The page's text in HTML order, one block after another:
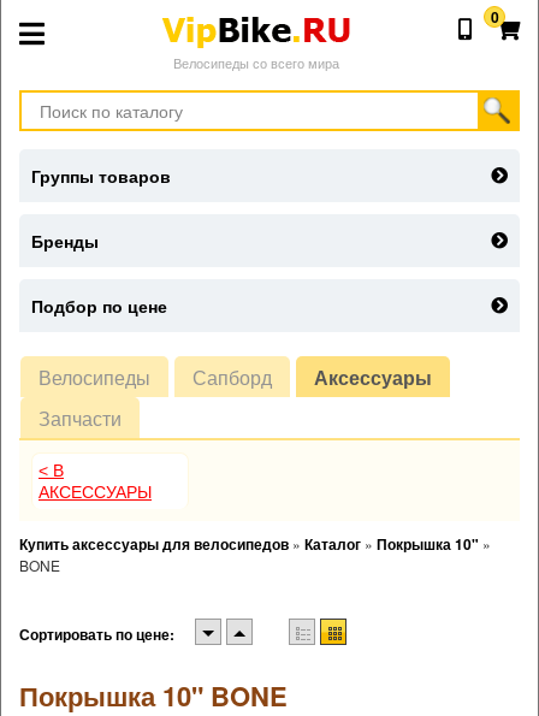
Велосипеды со всего мира
0
Велосипеды Сапборд
Аксессуары
Запчасти
< В
АКСЕССУАРЫ
Купить аксессуары для велосипедов » Каталог » Покрышка 10" »
BONE
Сортировать по цене:
Покрышка 10" BONE
Группы товаров
Бренды
Подбор по цене